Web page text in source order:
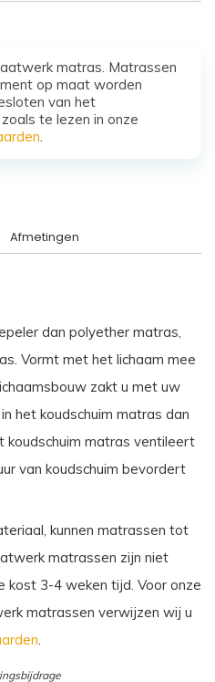
matras. Matrassen
op maat worden
van het
te lezen in onze
.
Afmetingen
dan polyether matras,
Vormt met het lichaam mee
zakt u met uw
het koudschuim matras dan
koudschuim matras ventileert
van koudschuim bevordert
kunnen matrassen tot
matrassen zijn niet
kost 3-4 weken tijd. Voor onze
matrassen verwijzen wij u
.